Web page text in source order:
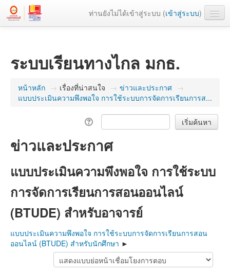
ท่านยังไม่ได้เข้าสู่ระบบ (เข้าสู่ระบบ)
ระบบเรียนทางไกล มกธ.
หน้าหลัก → เรื่องที่น่าสนใจ → ข่าวและประกาศ →
แบบประเมินความพึงพอใจ การใช้ระบบการจัดการเรียนการส...
ข่าวและประกาศ
แบบประเมินความพึงพอใจ การใช้ระบบ
การจัดการเรียนการสอนออนไลน์
(BTUDE) สำหรับอาจารย์
แบบประเมินความพึงพอใจ การใช้ระบบการจัดการเรียนการสอน
ออนไลน์ (BTUDE) สำหรับนักศึกษา